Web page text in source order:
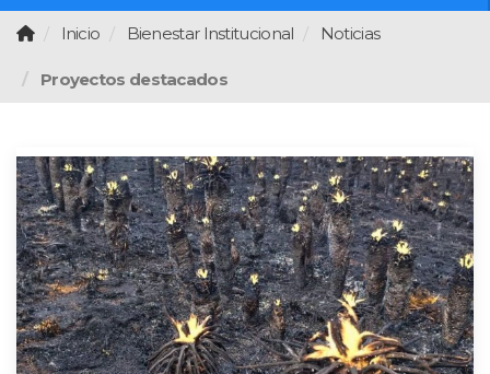
Inicio Bienestar Institucional Noticias
Proyectos destacados